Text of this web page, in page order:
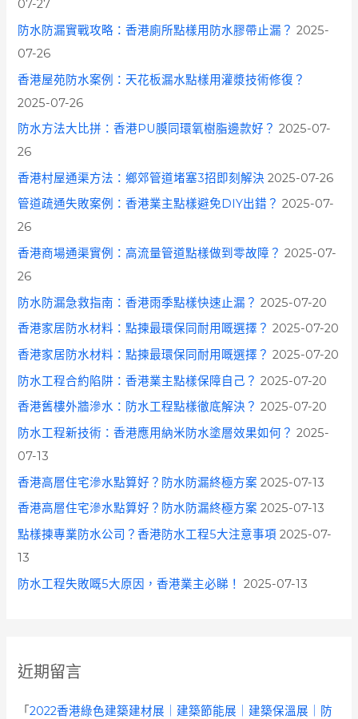
07-27
防水防漏實戰攻略：香港廁所點樣用防水膠帶止漏？ 2025-
07-26
香港屋苑防水案例：天花板漏水點樣用灌漿技術修復？
2025-07-26
防水方法大比拼：香港PU膜同環氧樹脂邊款好？ 2025-07-
26
香港村屋通渠方法：鄉郊管道堵塞3招即刻解決 2025-07-26
管道疏通失敗案例：香港業主點樣避免DIY出錯？ 2025-07-
26
香港商場通渠實例：高流量管道點樣做到零故障？ 2025-07-
26
防水防漏急救指南：香港雨季點樣快速止漏？ 2025-07-20
香港家居防水材料：點揀最環保同耐用嘅選擇？ 2025-07-20
香港家居防水材料：點揀最環保同耐用嘅選擇？ 2025-07-20
防水工程合約陷阱：香港業主點樣保障自己？ 2025-07-20
香港舊樓外牆滲水：防水工程點樣徹底解決？ 2025-07-20
防水工程新技術：香港應用納米防水塗層效果如何？ 2025-
07-13
香港高層住宅滲水點算好？防水防漏終極方案 2025-07-13
香港高層住宅滲水點算好？防水防漏終極方案 2025-07-13
點樣揀專業防水公司？香港防水工程5大注意事項 2025-07-
13
防水工程失敗嘅5大原因，香港業主必睇！
2025-07-13
近期留言
「2022香港綠色建築建材展｜建築節能展｜建築保溫展｜防